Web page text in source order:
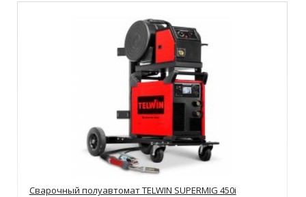
Сварочный полуавтомат TELWIN SUPERMIG 450i